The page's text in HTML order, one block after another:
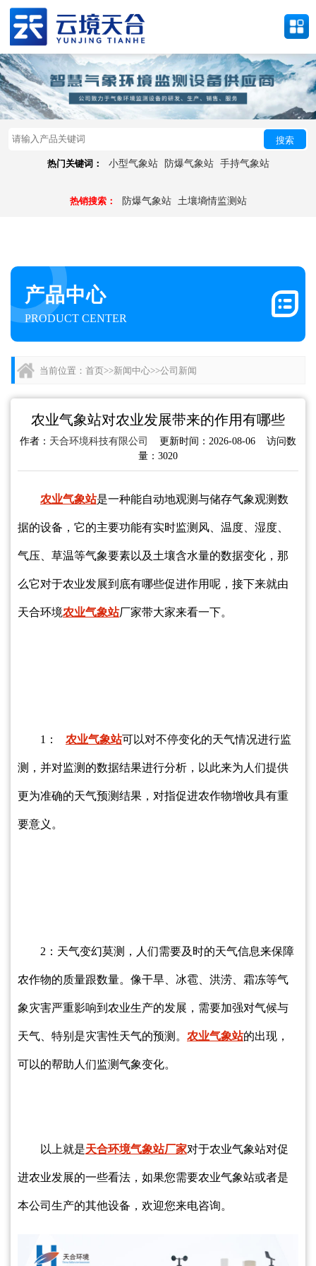
搜索
热门关键词： 小型气象站 防爆气象站 手持气象站
热销搜索： 防爆气象站 土壤墒情监测站
产品中心
PRODUCT CENTER
当前位置： 首页>>新闻中心>>公司新闻
农业气象站对农业发展带来的作用有哪些
作者： 天合环境科技有限公司
更新时间：2026-08-06 访问数
量：3020
农业气象站是一种能自动地观测与储存气象观测数
据的设备，它的主要功能有实时监测风、温度、湿度、
气压、草温等气象要素以及土壤含水量的数据变化，那
么它对于农业发展到底有哪些促进作用呢，接下来就由
天合环境农业气象站厂家带大家来看一下。
1： 农业气象站可以对不停变化的天气情况进行监
测，并对监测的数据结果进行分析，以此来为人们提供
更为准确的天气预测结果，对指促进农作物增收具有重
要意义。
2：天气变幻莫测，人们需要及时的天气信息来保障
农作物的质量跟数量。像干旱、冰雹、洪涝、霜冻等气
象灾害严重影响到农业生产的发展，需要加强对气候与
天气、特别是灾害性天气的预测。 农业气象站的出现，
可以的帮助人们监测气象变化。
以上就是天合环境气象站厂家对于农业气象站对促
进农业发展的一些看法，如果您需要农业气象站或者是
本公司生产的其他设备，欢迎您来电咨询。